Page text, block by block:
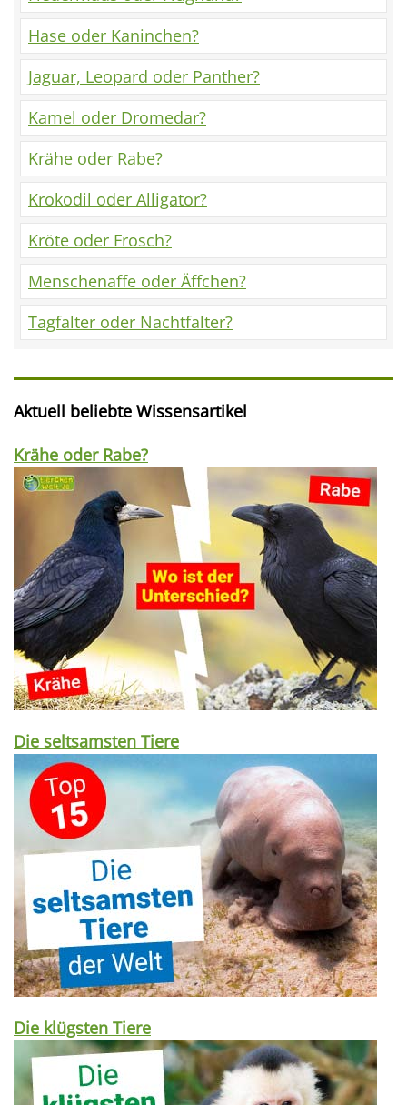
Hase oder Kaninchen?
Jaguar, Leopard oder Panther?
Kamel oder Dromedar?
Krähe oder Rabe?
Krokodil oder Alligator?
Kröte oder Frosch?
Menschenaffe oder Äffchen?
Tagfalter oder Nachtfalter?
Aktuell beliebte Wissensartikel
Krähe oder Rabe?
Die seltsamsten Tiere
Die klügsten Tiere